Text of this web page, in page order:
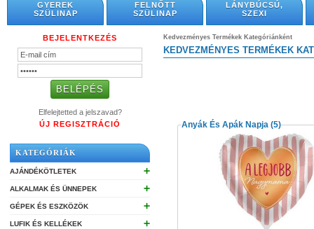
GYEREK
SZÜLINAP
FELNŐTT
SZÜLINAP
LÁNYBÚCSÚ,
SZEXI
BEJELENTKEZÉS
Elfelejtetted a jelszavad?
ÚJ REGISZTRÁCIÓ
KATEGÓRIÁK
AJÁNDÉKÖTLETEK ➕
ALKALMAK ÉS ÜNNEPEK ➕
GÉPEK ÉS ESZKÖZÖK ➕
LUFIK ÉS KELLÉKEK ➕
Kedvezményes Termékek Kategóriánként
KEDVEZMÉNYES TERMÉKEK
Anyák És Apák Napja(5)